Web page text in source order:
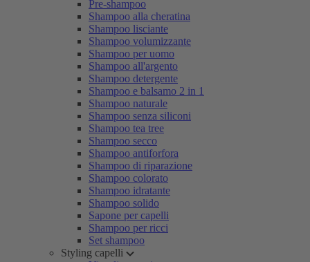
Pre-shampoo
Shampoo alla cheratina
Shampoo lisciante
Shampoo volumizzante
Shampoo per uomo
Shampoo all'argento
Shampoo detergente
Shampoo e balsamo 2 in 1
Shampoo naturale
Shampoo senza siliconi
Shampoo tea tree
Shampoo secco
Shampoo antiforfora
Shampoo di riparazione
Shampoo colorato
Shampoo idratante
Shampoo solido
Sapone per capelli
Shampoo per ricci
Set shampoo
Styling capelli